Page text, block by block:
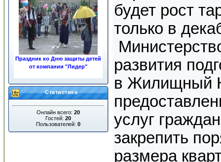
Праздник ко Дню защиты детей
от компании "Лидер"
Статистика
Онлайн всего: 20
Гостей: 20
Пользователей: 0
будет рост
только в
развития
в Жилищный
услуг
закрепить
размера